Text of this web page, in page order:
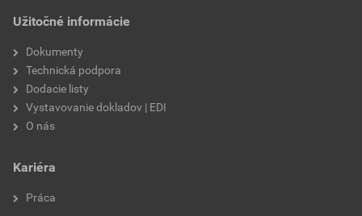
Užitočné informácie
Dokumenty
Technická podpora
Dodacie listy
Vystavovanie dokladov | EDI
O nás
Kariéra
Práca